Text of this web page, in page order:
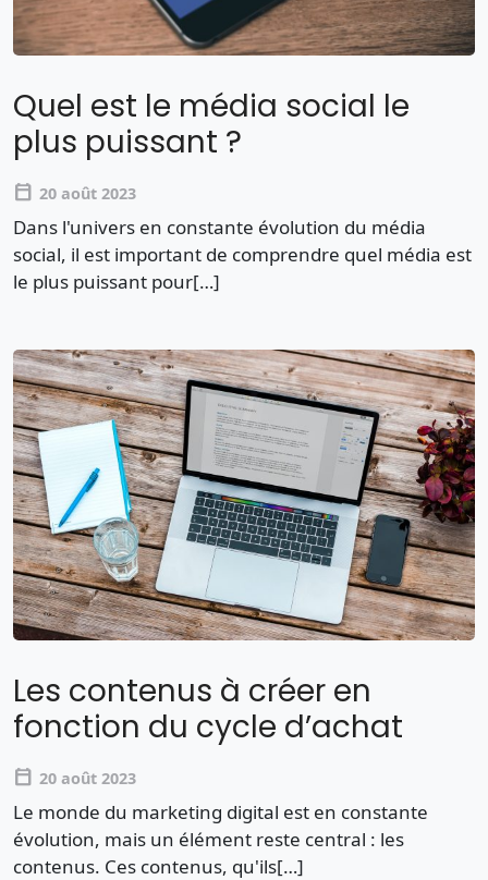
Quel est le média social le
plus puissant ?
calendar_today 20 août 2023
Dans l'univers en constante évolution du média
social, il est important de comprendre quel média est
le plus puissant pour[…]
Les contenus à créer en
fonction du cycle d’achat
calendar_today 20 août 2023
Le monde du marketing digital est en constante
évolution, mais un élément reste central : les
contenus. Ces contenus, qu'ils[…]